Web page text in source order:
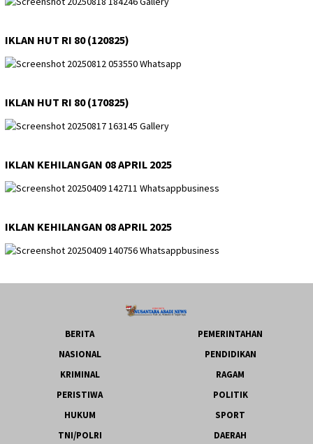
IKLAN HUT RI 80 (120825)
IKLAN HUT RI 80 (170825)
IKLAN KEHILANGAN 08 APRIL 2025
IKLAN KEHILANGAN 08 APRIL 2025
BERITA
PEMERINTAHAN
NASIONAL
PENDIDIKAN
KRIMINAL
RAGAM
PERISTIWA
POLITIK
HUKUM
SPORT
TNI/POLRI
DAERAH